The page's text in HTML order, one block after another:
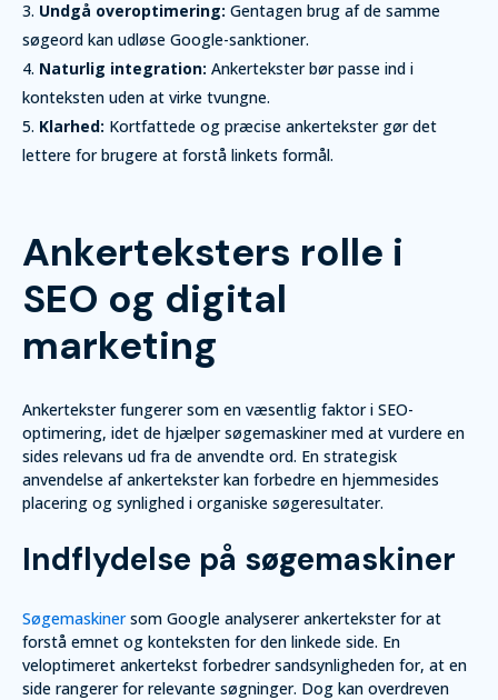
Undgå overoptimering: Gentagen brug af de samme
søgeord kan udløse Google-sanktioner.
Naturlig integration: Ankertekster bør passe ind i
konteksten uden at virke tvungne.
Klarhed: Kortfattede og præcise ankertekster gør det
lettere for brugere at forstå linkets formål.
Ankerteksters rolle i
SEO og digital
marketing
Ankertekster fungerer som en væsentlig faktor i SEO-
optimering, idet de hjælper søgemaskiner med at vurdere en
sides relevans ud fra de anvendte ord. En strategisk
anvendelse af ankertekster kan forbedre en hjemmesides
placering og synlighed i organiske søgeresultater.
Indflydelse på søgemaskiner
Søgemaskinersom Google analyserer ankertekster for at
forstå emnet og konteksten for den linkede side. En
veloptimeret ankertekst forbedrer sandsynligheden for, at en
side rangerer for relevante søgninger. Dog kan overdreven